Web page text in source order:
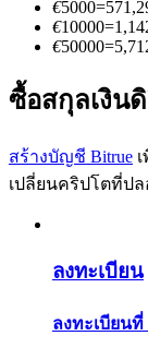
คู่มือเริ่มต้นฟิ
€5000=
€10000=
€50000=
ซื้อสกุลเงิน
สร้างบัญชี Bitrue
เปลี่ยนคริปโตที่ป
ลงทะเบียน
ลงทะเบียน